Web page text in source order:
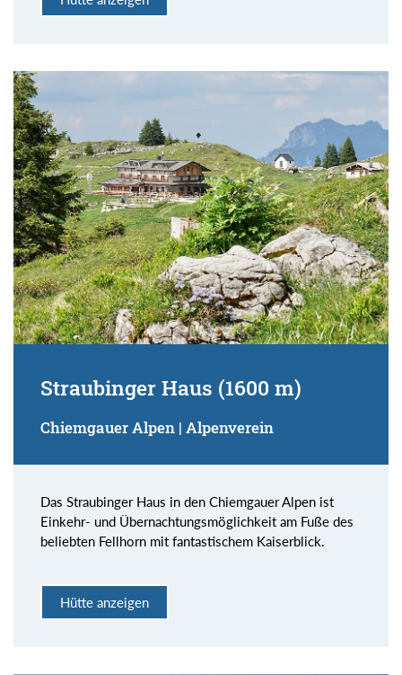
Straubinger Haus (1600 m)
Chiemgauer Alpen | Alpenverein
Das Straubinger Haus in den Chiemgauer Alpen ist
Einkehr- und Übernachtungsmöglichkeit am Fuße des
beliebten Fellhorn mit fantastischem Kaiserblick.
Hütte anzeigen